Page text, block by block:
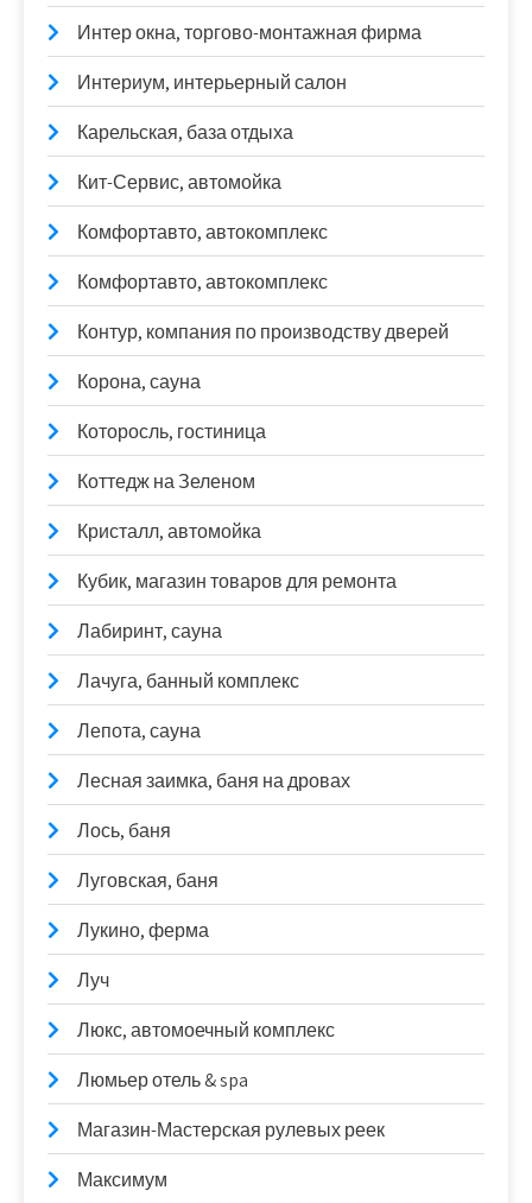
Интер окна, торгово-монтажная фирма
Интериум, интерьерный салон
Карельская, база отдыха
Кит-Сервис, автомойка
Комфортавто, автокомплекс
Комфортавто, автокомплекс
Контур, компания по производству дверей
Корона, сауна
Которосль, гостиница
Коттедж на Зеленом
Кристалл, автомойка
Кубик, магазин товаров для ремонта
Лабиринт, сауна
Лачуга, банный комплекс
Лепота, сауна
Лесная заимка, баня на дровах
Лось, баня
Луговская, баня
Лукино, ферма
Луч
Люкс, автомоечный комплекс
Люмьер отель & spa
Магазин-Мастерская рулевых реек
Максимум